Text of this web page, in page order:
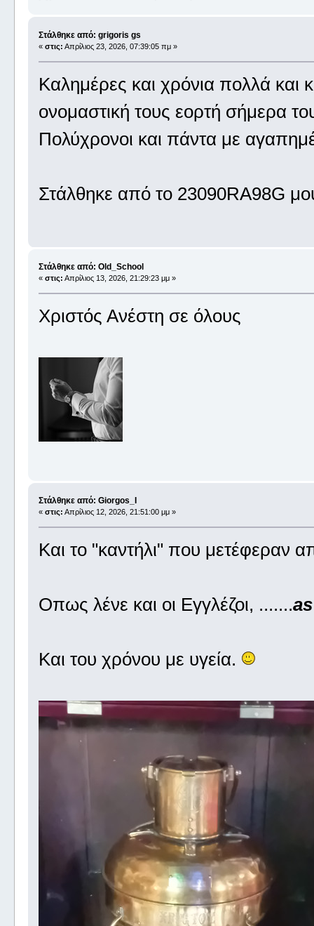
Στάλθηκε από: grigoris gs
« στις: Απρίλιος 23, 2026, 07:39:05 πμ »
Καλημέρες και χρόνια πολλά και
ονομαστική τους εορτή σήμερα
Πολύχρονοι και πάντα με
Στάλθηκε από το 23090RA98G
Στάλθηκε από: Old_School
« στις: Απρίλιος 13, 2026, 21:29:23 μμ »
Χριστός Ανέστη σε όλους
Στάλθηκε από: Giorgos_I
« στις: Απρίλιος 12, 2026, 21:51:00 μμ »
Και το "καντήλι" που μετέφεραν
Οπως λένε και οι Εγγλέζοι, .......
Και του χρόνου με υγεία.